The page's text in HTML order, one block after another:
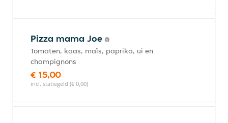
Pizza mama Joe
Tomaten, kaas, maïs, paprika, ui en
champignons
€ 15,00
incl. statiegeld (€ 0,00)